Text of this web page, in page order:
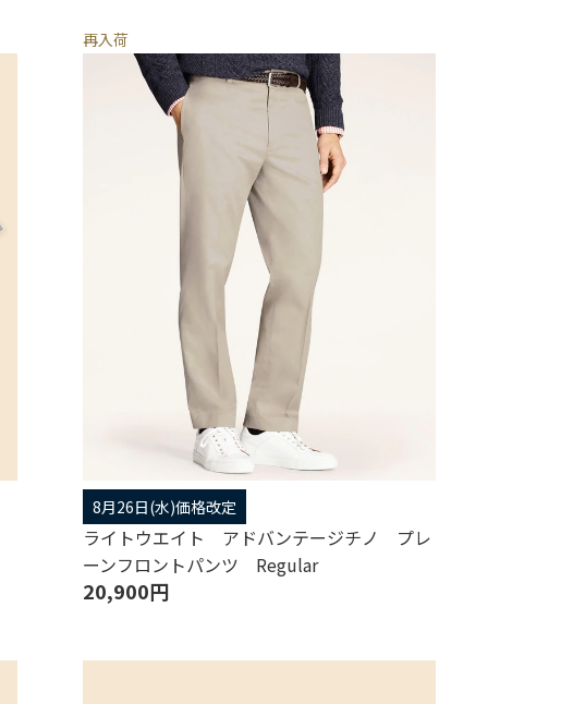
再入荷
8月26日(水)価格改定
ライトウエイト アドバンテージチノ プレ
ーンフロントパンツ Regular
20,900円